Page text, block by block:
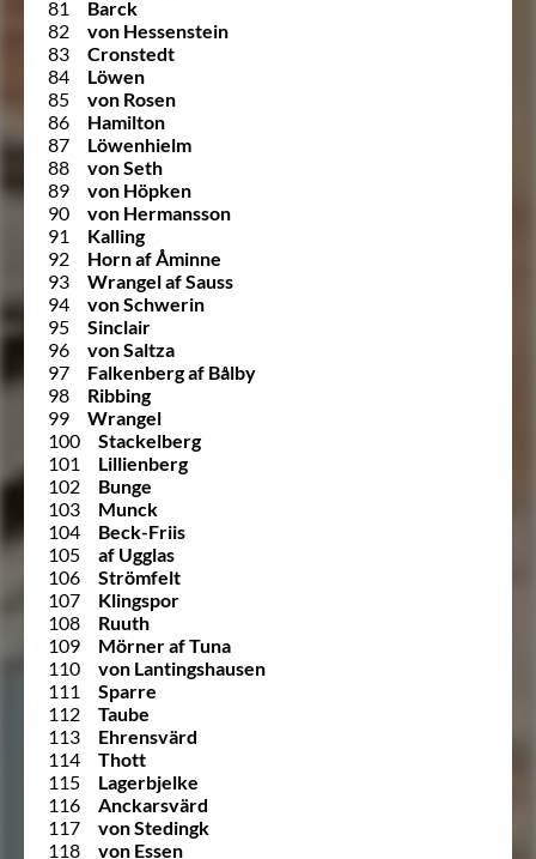
81
Barck
82
von Hessenstein
83
Cronstedt
84
Löwen
85
von Rosen
86
Hamilton
87
Löwenhielm
88
von Seth
89
von Höpken
90
von Hermansson
91
Kalling
92
Horn af Åminne
93
Wrangel af Sauss
94
von Schwerin
95
Sinclair
96
von Saltza
97
Falkenberg af Bålby
98
Ribbing
99
Wrangel
100
Stackelberg
101
Lillienberg
102
Bunge
103
Munck
104
Beck-Friis
105
af Ugglas
106
Strömfelt
107
Klingspor
108
Ruuth
109
Mörner af Tuna
110
von Lantingshausen
111
Sparre
112
Taube
113
Ehrensvärd
114
Thott
115
Lagerbjelke
116
Anckarsvärd
117
von Stedingk
118
von Essen